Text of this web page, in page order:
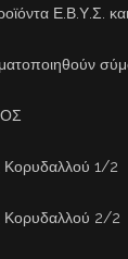
Ε.Β.Υ.Σ.
1/2
2/2